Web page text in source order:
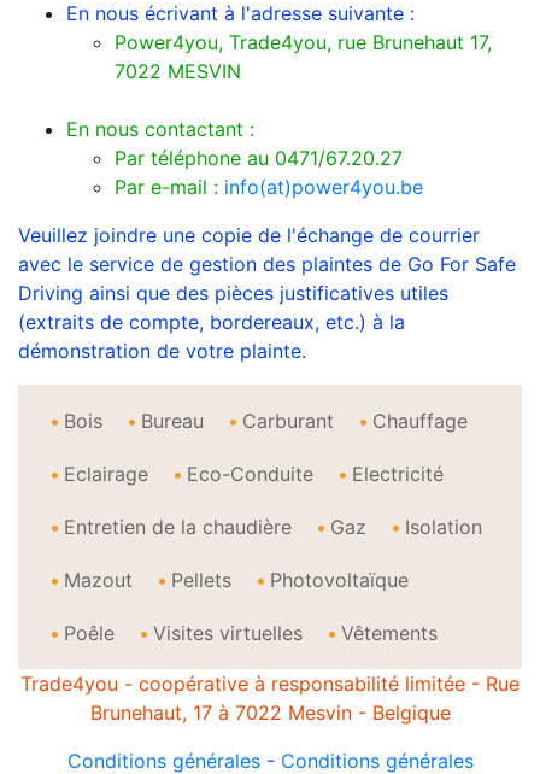
En nous écrivant à l'adresse suivante :
Power4you, Trade4you, rue Brunehaut 17,
7022 MESVIN
En nous contactant :
Par téléphone au 0471/67.20.27
Par e-mail : info(at)power4you.be
Veuillez joindre une copie de l'échange de courrier
avec le service de gestion des plaintes de Go For Safe
Driving ainsi que des pièces justificatives utiles
(extraits de compte, bordereaux, etc.) à la
démonstration de votre plainte.
Bois Bureau Carburant Chauffage
Eclairage Eco-Conduite Electricité
Entretien de la chaudière Gaz Isolation
Mazout Pellets Photovoltaïque
Poêle Visites virtuelles Vêtements
Trade4you - coopérative à responsabilité limitée - Rue
Brunehaut, 17 à 7022 Mesvin - Belgique
Conditions générales- Conditions générales